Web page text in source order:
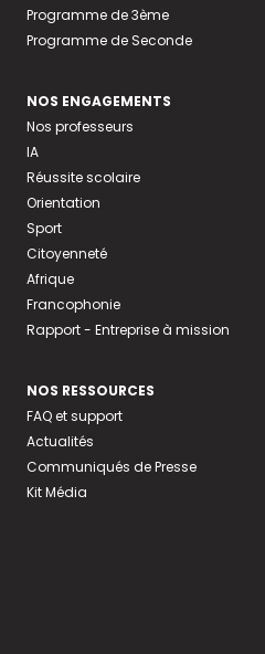
Programme de 3ème
Programme de Seconde
NOS ENGAGEMENTS
Nos professeurs
IA
Réussite scolaire
Orientation
Sport
Citoyenneté
Afrique
Francophonie
Rapport - Entreprise à mission
NOS RESSOURCES
FAQ et support
Actualités
Communiqués de Presse
Kit Média